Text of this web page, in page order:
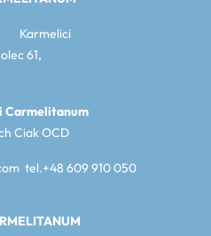
61,
Carmelitanum
OCD
tel.+48 609 910 050